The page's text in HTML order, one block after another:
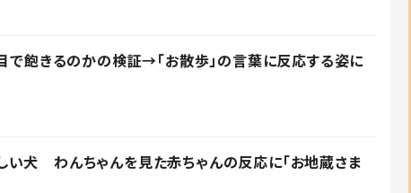
飽きるのかの検証→「お散歩」の言葉に反応する姿に
い犬 わんちゃんを見た赤ちゃんの反応に「お地蔵さま